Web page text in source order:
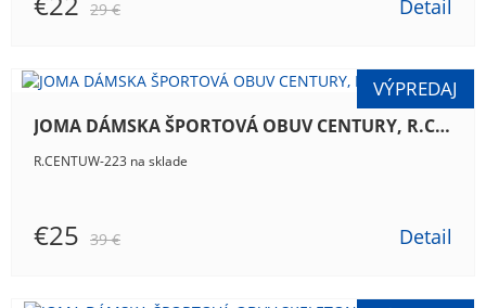
29 € Detail
JOMA DÁMSKA ŠPORTOVÁ OBUV CENTURY, R.CENTUW-223
R.CENTUW-223 na sklade
€25 39 € Detail